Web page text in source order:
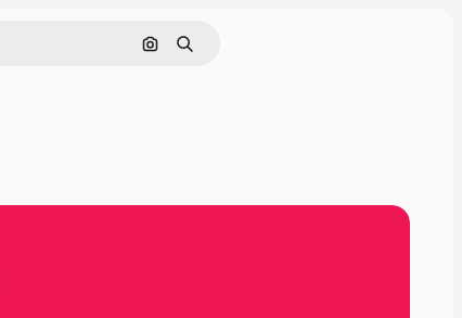
Pesquisar por imagem
Buscar